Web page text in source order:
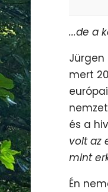
...de a
mert
és a
volt az
mint
Én